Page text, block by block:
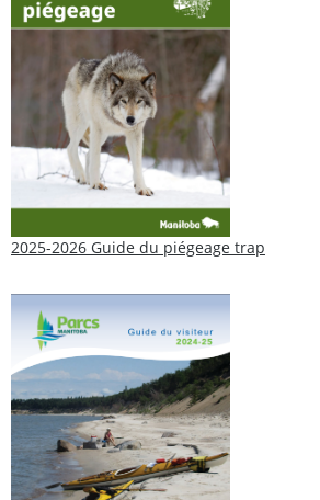
2025-2026 Guide du piégeage trap